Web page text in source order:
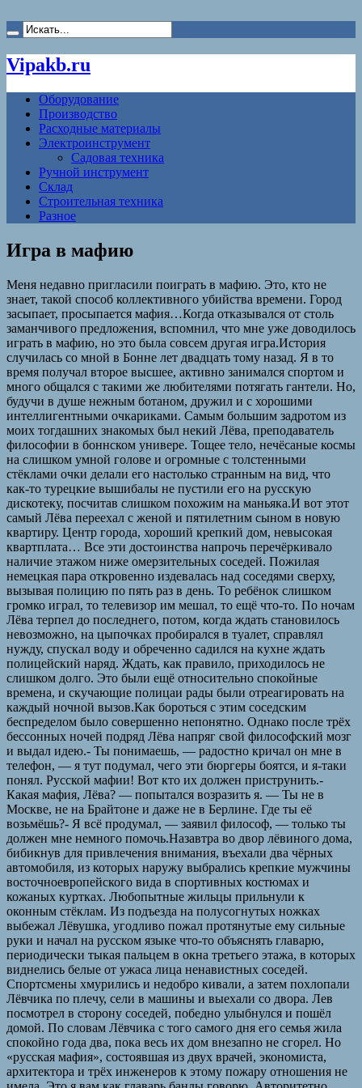
Vipakb.ru
Оборудование
Производство
Расходные материалы
Электроинструмент
Садовая техника
Ручной инструмент
Склад
Строительная техника
Разное
Игра в мафию
Меня недавно пригласили поиграть в мафию. Это, кто не
знает, такой способ коллективного убийства времени. Город
засыпает, просыпается мафия…Когда отказывался от столь
заманчивого предложения, вспомнил, что мне уже доводилось
играть в мафию, но это была совсем другая игра.История
случилась со мной в Бонне лет двадцать тому назад. Я в то
время получал второе высшее, активно занимался спортом и
много общался с такими же любителями потягать гантели. Но,
будучи в душе нежным ботаном, дружил и с хорошими
интеллигентными очкариками. Самым большим задротом из
моих тогдашних знакомых был некий Лёва, преподаватель
философии в боннском универе. Тощее тело, нечёсаные космы
на слишком умной голове и огромные с толстенными
стёклами очки делали его настолько странным на вид, что
как-то турецкие вышибалы не пустили его на русскую
дискотеку, посчитав слишком похожим на маньяка.И вот этот
самый Лёва переехал с женой и пятилетним сыном в новую
квартиру. Центр города, хороший крепкий дом, невысокая
квартплата… Все эти достоинства напрочь перечёркивало
наличие этажом ниже омерзительных соседей. Пожилая
немецкая пара откровенно издевалась над соседями сверху,
вызывая полицию по пять раз в день. То ребёнок слишком
громко играл, то телевизор им мешал, то ещё что-то. По ночам
Лёва терпел до последнего, потом, когда ждать становилось
невозможно, на цыпочках пробирался в туалет, справлял
нужду, спускал воду и обреченно садился на кухне ждать
полицейский наряд. Ждать, как правило, приходилось не
слишком долго. Это были ещё относительно спокойные
времена, и скучающие полицаи рады были отреагировать на
каждый ночной вызов.Как бороться с этим соседским
беспределом было совершенно непонятно. Однако после трёх
бессонных ночей подряд Лёва напряг свой философский мозг
и выдал идею.- Ты понимаешь, — радостно кричал он мне в
телефон, — я тут подумал, чего эти бюргеры боятся, и я-таки
понял. Русской мафии! Вот кто их должен приструнить.-
Какая мафия, Лёва? — попытался возразить я. — Ты не в
Москве, не на Брайтоне и даже не в Берлине. Где ты её
возьмёшь?- Я всё продумал, — заявил философ, — только ты
должен мне немного помочь.Назавтра во двор лёвиного дома,
бибикнув для привлечения внимания, въехали два чёрных
автомобиля, из которых наружу выбрались крепкие мужчины
восточноевропейского вида в спортивных костюмах и
кожаных куртках. Любопытные жильцы прильнули к
оконным стёклам. Из подъезда на полусогнутых ножках
выбежал Лёвушка, угодливо пожал протянутые ему сильные
руки и начал на русском языке что-то объяснять главарю,
периодически тыкая пальцем в окна третьего этажа, в которых
виднелись белые от ужаса лица ненавистных соседей.
Спортсмены хмурились и недобро кивали, а затем похлопали
Лёвчика по плечу, сели в машины и выехали со двора. Лев
посмотрел в сторону соседей, победно улыбнулся и пошёл
домой. По словам Лёвчика с того самого дня его семья жила
спокойно года два, пока весь их дом внезапно не сгорел. Но
«русская мафия», состоявшая из двух врачей, экономиста,
архитектора и трёх инженеров к этому пожару отношения не